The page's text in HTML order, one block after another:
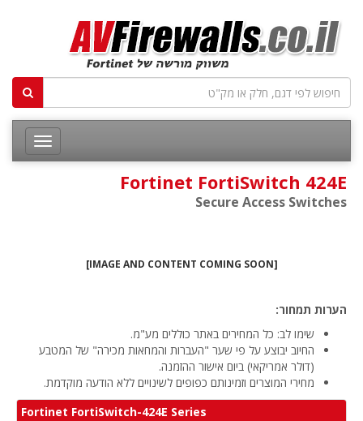
Fortinet FortiSwitch 424E
Secure Access Switches
[IMAGE AND CONTENT COMING SOON]
הערות תמחור:
שימו לב: כל המחירים באתר כוללים מע"מ.
החיוב יבוצע על פי שער "העברות והמחאות מכירה" של המטבע
(דולר אמריקאי) ביום אישור ההזמנה.
מחירי המוצרים וזמינותם כפופים לשינויים ללא הודעה מוקדמת.
Fortinet FortiSwitch-424E Series